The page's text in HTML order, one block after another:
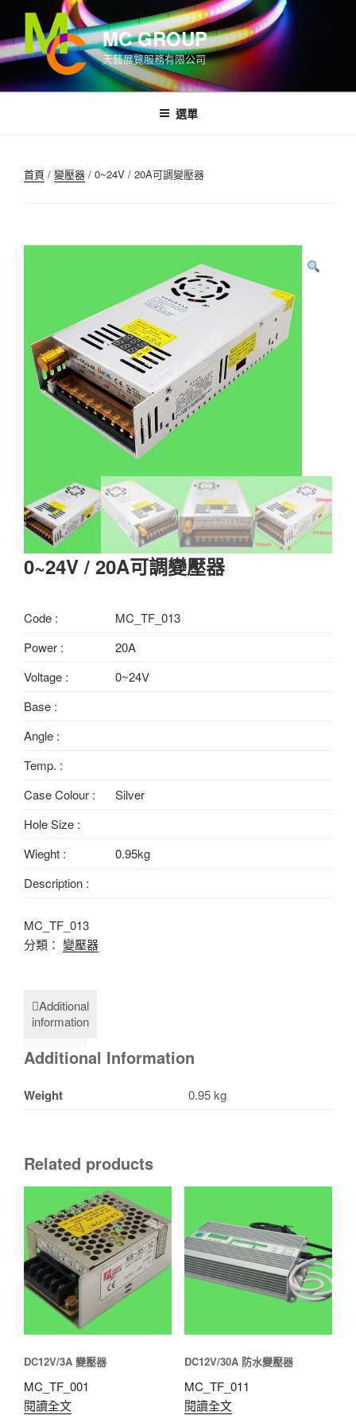
內
容
MC GROUP
天藝展覽服務有限公司
選單
首頁 / 變壓器 / 0~24V / 20A可調變壓器
0~24V / 20A可調變壓器
Code :
MC_TF_013
Power :
20A
Voltage :
0~24V
Base :
Angle :
Temp. :
Case Colour :
Silver
Hole Size :
Wieght :
0.95kg
Description :
MC_TF_013
分類： 變壓器
Additional
information
Additional Information
Weight 0.95 kg
Related products
DC12V/3A 變壓器
MC_TF_001
閱讀全文
DC12V/30A 防水變壓器
MC_TF_011
閱讀全文